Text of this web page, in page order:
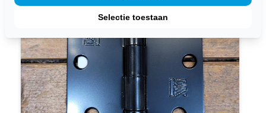
Selectie toestaan